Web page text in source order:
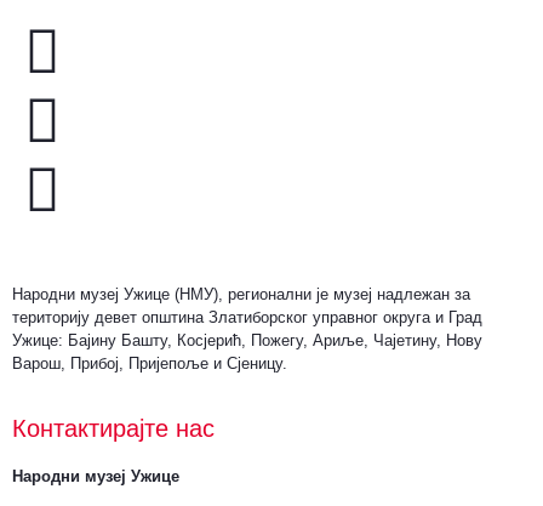
Народни музеј Ужице (НМУ), регионални je музеј надлежан за
територију девет општина Златиборског управног округа и Град
Ужице: Бајину Башту, Косјерић, Пожегу, Ариље, Чајетину, Нову
Варош, Прибој, Пријепоље и Сјеницу.
Контактирајте нас
Народни музеј Ужице